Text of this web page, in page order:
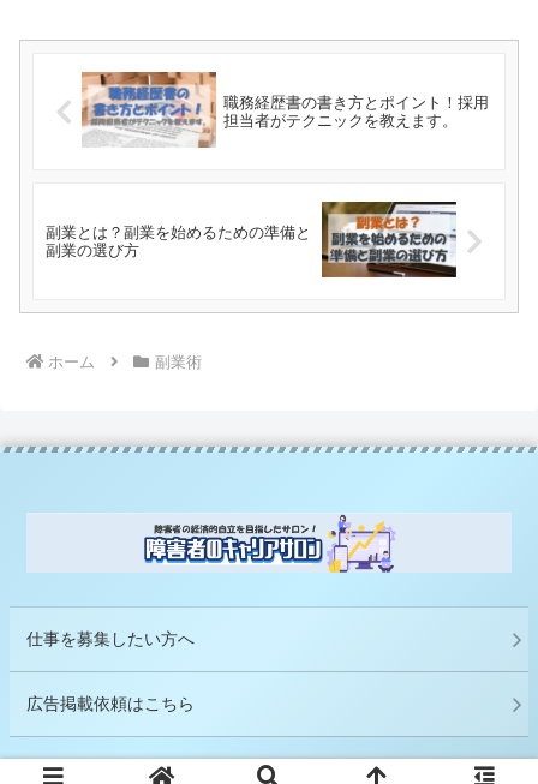
職務経歴書の書き方とポイント！採用
担当者がテクニックを教えます。
副業とは？副業を始めるための準備と
副業の選び方
ホーム 副業術
仕事を募集したい方へ
広告掲載依頼はこちら